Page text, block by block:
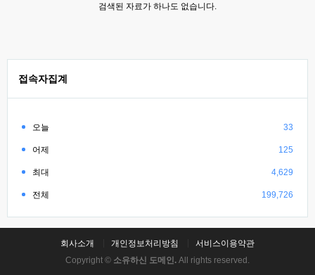
검색된 자료가 하나도 없습니다.
접속자집계
오늘 33
어제 125
최대 4,629
전체 199,726
회사소개 개인정보처리방침
서비스이용약관
Copyright © 소유하신 도메인. All rights reserved.